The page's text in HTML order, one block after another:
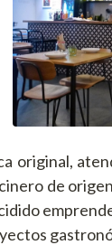
original,
de